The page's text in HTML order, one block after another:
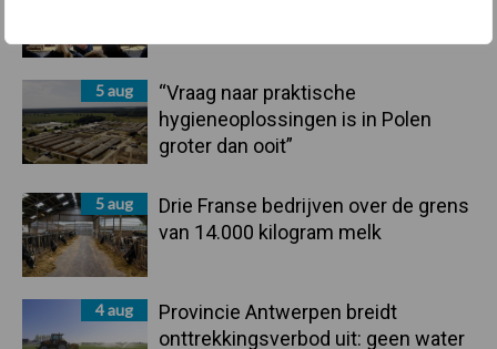
5 aug
“Vraag naar praktische
hygieneoplossingen is in Polen
groter dan ooit”
5 aug
Drie Franse bedrijven over de grens
van 14.000 kilogram melk
4 aug
Provincie Antwerpen breidt
onttrekkingsverbod uit: geen water